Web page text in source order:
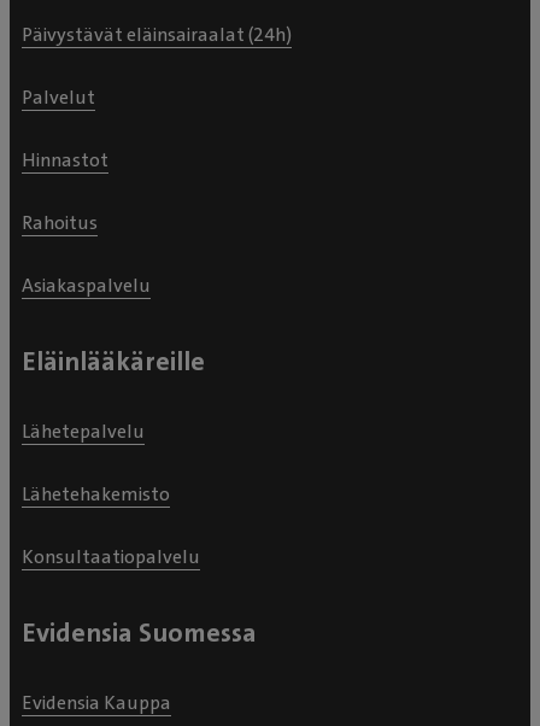
Päivystävät eläinsairaalat (24h)
Palvelut
Hinnastot
Rahoitus
Asiakaspalvelu
Eläinlääkäreille
Lähetepalvelu
Lähetehakemisto
Konsultaatiopalvelu
Evidensia Suomessa
Evidensia Kauppa